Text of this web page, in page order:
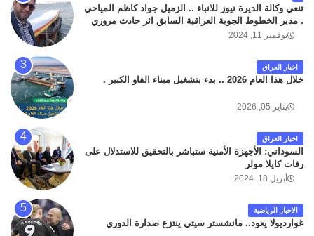
تنعي وكالة الديرة نيوز للانباء .. الزميل جواد كاظم المياحي
. مدير الخطوط الجوية العراقية السابق اثر حادث مروري
داخل مطار البصرة الدولي اليوم الاثنين على الطريق
كان سبب الحادث يعود لتصادم عجلته مع عجلة نوع كيا بنكو
تابعة لشركة الهلال الماسكة لإعمار مطار البصرة الدولي .
سائلين الله عز وجل ان يتغمد الفقيد بواسع رحمته ، و انا
نوفمبر 11, 2024
اخبار العراق
خلال هذا العام 2026 .. بدء بتشغيل ميناء الفاو الكبير .
يناير 05, 2026
اخبار العراق
السوداني: الأجهزة الأمنية ستباشر بالتحقيق للاستدلال على
رفات كايلا مولر
أبريل 18, 2024
الاخبار الرياضية
غوارديولا يعود.. مانشستر سيتي ينتزع صدارة الدوري